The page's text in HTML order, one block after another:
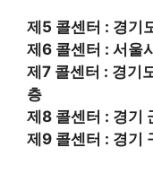
제5 콜센터 : 경기
제6 콜센터 : 서울
제7 콜센터 : 경기
층
제8 콜센터 : 경기
제9 콜센터 : 경기